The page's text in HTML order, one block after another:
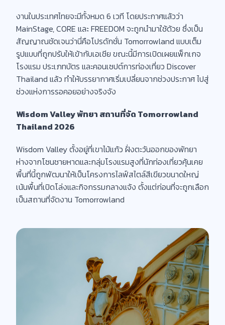
งานในประเทศไทยจะมีทั้งหมด 6 เวที โดยประกาศแล้วว่า
MainStage, CORE และ FREEDOM จะถูกนำมาใช้ด้วย ซึ่งเป็น
สัญญาณชัดเจนว่านี่คือโปรดักชั่น Tomorrowland แบบเต็ม
รูปแบบที่ถูกปรับให้เข้ากับเอเชีย ขณะนี้มีการเปิดเผยแพ็กเกจ
โรงแรม ประเภทบัตร และคอนเซปต์การท่องเที่ยว Discover
Thailand แล้ว ทำให้บรรยากาศเริ่มเปลี่ยนจากช่วงประกาศ ไปสู่
ช่วงแห่งการรอคอยอย่างจริงจัง
Wisdom Valley พัทยา สถานที่จัด Tomorrowland
Thailand 2026
Wisdom Valley ตั้งอยู่ที่เขาไม้แก้ว ฝั่งตะวันออกของพัทยา
ห่างจากโซนชายหาดและกลุ่มโรงแรมสูงที่นักท่องเที่ยวคุ้นเคย
พื้นที่นี้ถูกพัฒนาให้เป็นโครงการไลฟ์สไตล์สีเขียวขนาดใหญ่
เน้นพื้นที่เปิดโล่งและกิจกรรมกลางแจ้ง ตั้งแต่ก่อนที่จะถูกเลือก
เป็นสถานที่จัดงาน Tomorrowland